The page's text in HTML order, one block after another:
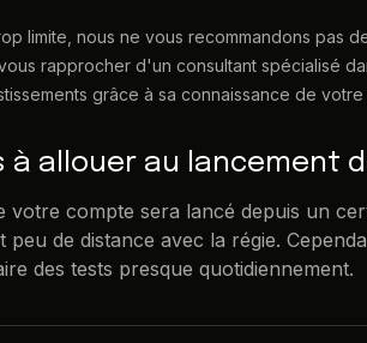
limite, nous ne vous recommandons pas
rapprocher d'un consultant spécialisé
grâce à sa connaissance de votre
à allouer au lancement
compte sera lancé depuis un
de distance avec la régie.
des tests presque quotidiennement.